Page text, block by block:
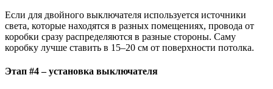
Если для двойного выключателя используется источники
света, которые находятся в разных помещениях, провода от
коробки сразу распределяются в разные стороны. Саму
коробку лучше ставить в 15–20 см от поверхности потолка.
Этап #4 – установка выключателя